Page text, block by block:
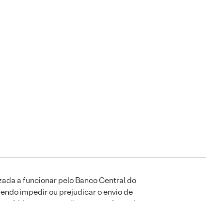
a funcionar pelo Banco Central do
impedir ou prejudicar o envio de